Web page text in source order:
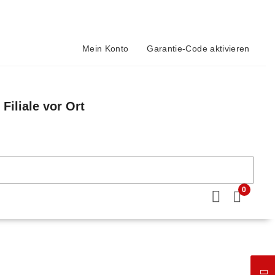
Mein Konto Garantie-Code aktivieren
Filiale vor Ort
0